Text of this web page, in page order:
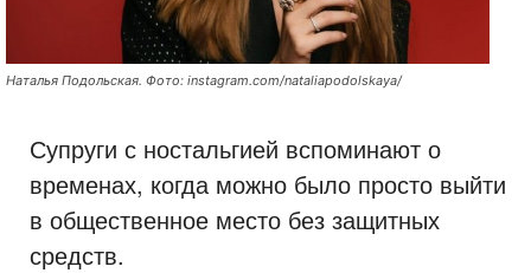
Наталья Подольская. Фото: instagram.com/nataliapodolskaya/
Супруги с ностальгией вспоминают о
временах, когда можно было просто выйти
в общественное место без защитных
средств.